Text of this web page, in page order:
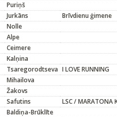
Puriņš
Jurkāns
Brīvdienu ģimene
Nolle
Alpe
Ceimere
Kalņina
Tsaregorodtseva I LOVE RUNNING
Mihailova
Žakovs
Safutins
LSC / MARATONA
Baldiņa-Brūklīte